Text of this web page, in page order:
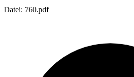
Datei: 760.pdf